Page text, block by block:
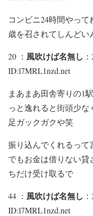
コンビニ24時間やっ
歳を召されてしんどい
20 ： 風吹けば名無し
ID:l7MRL1nzd.net
まあまあ田舎寄りの1
っと逸れると街頭少
足ガックガクや笑
振り込んでくれるって
でもお金は借りない
ちだけ受け取るで
44 ： 風吹けば名無し
ID:l7MRL1nzd.net